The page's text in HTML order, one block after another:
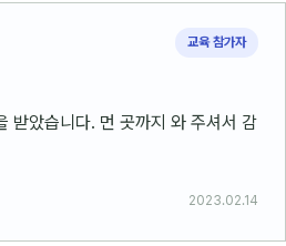
교육 참가자
받았습니다. 먼 곳까지 와 주셔서 감
2023.02.14